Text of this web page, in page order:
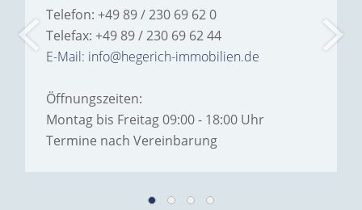
Telefon: +49 89 / 230 69 62 0
Telefax: +49 89 / 230 69 62 44
E-Mail: info@hegerich-immobilien.de
Öffnungszeiten:
Montag bis Freitag 09:00 - 18:00 Uhr
Termine nach Vereinbarung